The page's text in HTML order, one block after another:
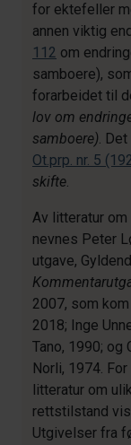
for ektefeller
annen viktig
112 om
samboere),
forarbeidet til
lov om
samboere).
Ot.prp. nr. 5
skifte.
Av litteratur
nevnes Peter
utgave,
2007, som
2018; Inge
Tano, 1990; og
Norli, 1974.
litteratur om
rettstilstand
Utgivelser fra